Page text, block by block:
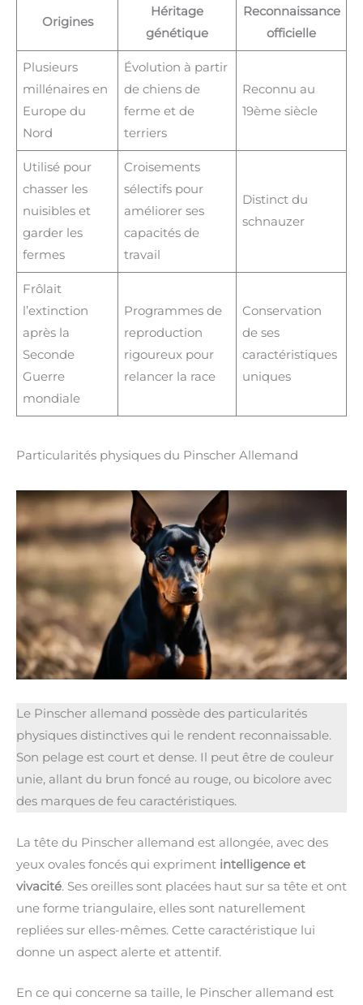
Origines
Héritage
génétique
Reconnaissance
officielle
Plusieurs
millénaires en
Europe du
Nord
Évolution à partir
de chiens de
ferme et de
terriers
Reconnu au
19ème siècle
Utilisé pour
chasser les
nuisibles et
garder les
fermes
Croisements
sélectifs pour
améliorer ses
capacités de
travail
Distinct du
schnauzer
Frôlait
l’extinction
après la
Seconde
Guerre
mondiale
Programmes de
reproduction
rigoureux pour
relancer la race
Conservation
de ses
caractéristiques
uniques
Particularités physiques du Pinscher Allemand
Le Pinscher allemand possède des particularités
physiques distinctives qui le rendent reconnaissable.
Son pelage est court et dense. Il peut être de couleur
unie, allant du brun foncé au rouge, ou bicolore avec
des marques de feu caractéristiques.
La tête du Pinscher allemand est allongée, avec des
yeux ovales foncés qui expriment intelligence et
vivacité. Ses oreilles sont placées haut sur sa tête et ont
une forme triangulaire, elles sont naturellement
repliées sur elles-mêmes. Cette caractéristique lui
donne un aspect alerte et attentif.
En ce qui concerne sa taille, le Pinscher allemand est